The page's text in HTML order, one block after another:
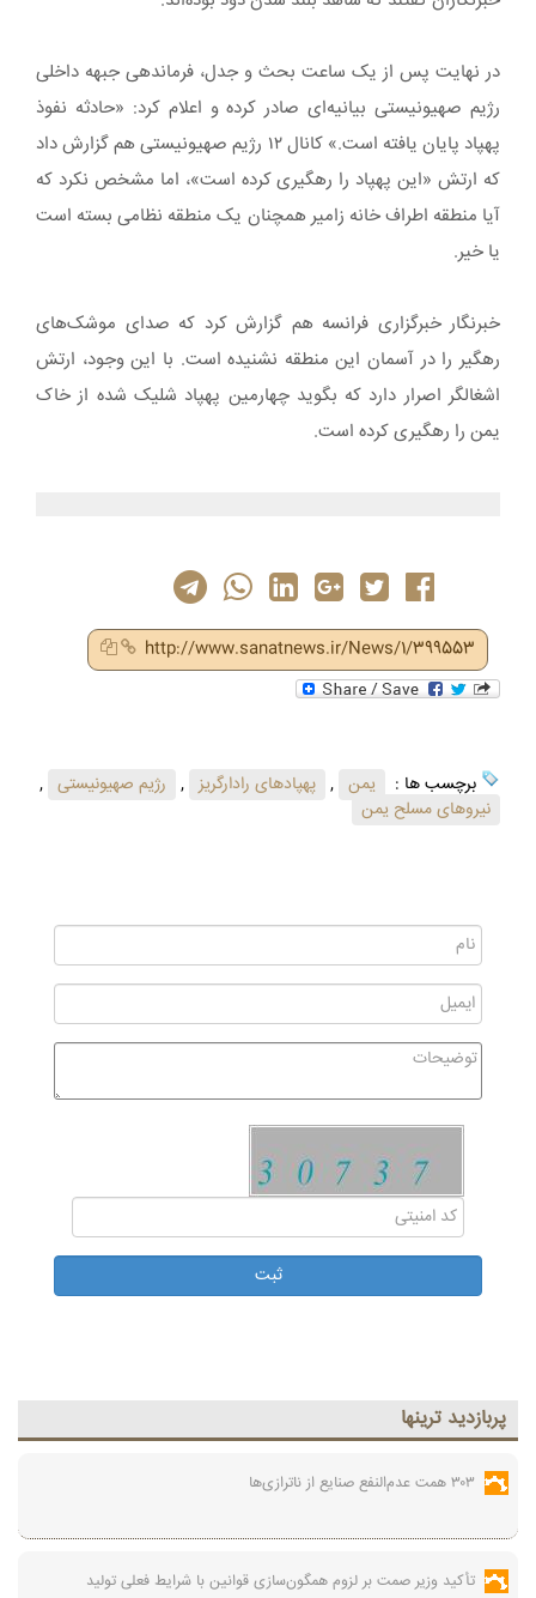
در نهایت پس از یک ساعت بحث و جدل، فرماندهی جبهه‌ داخلی
رژیم صهیونیستی بیانیه‌ای صادر کرده و اعلام کرد: «حادثه‌ نفوذ
پهپاد پایان یافته است.» کانال ۱۲ رژیم صهیونیستی هم گزارش داد
که ارتش «این پهپاد را رهگیری کرده است»، اما مشخص نکرد که
آیا منطقه‌ اطراف خانه‌ زامیر همچنان یک منطقه‌ نظامی بسته است
یا خیر.
خبرنگار خبرگزاری فرانسه هم گزارش کرد که صدای موشک‌های
رهگیر را در آسمان این منطقه نشنیده است. با این وجود، ارتش
اشغالگر اصرار دارد که بگوید چهارمین پهپاد شلیک شده از خاک
یمن را رهگیری کرده است.
http://www.sanatnews.ir/News/1/399553
برچسب ها : یمن , پهپادهای رادارگریز , رژیم صهیونیستی ,
نیروهای مسلح یمن
پربازديد ترينها
۳۰۳ همت عدم‌النفع صنایع از ناترازی‌ها
تأکید وزیر صمت بر لزوم همگون‌سازی قوانین با شرایط فعلی تولید